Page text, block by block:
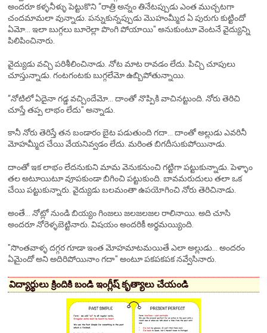
అందరూ కళ్ళనీళ్ళు పెట్టుకొని “రాత్రి అన్నం తినేటప్పుడు ఎంత ముచ్చటగా
చందమామలా వున్నాడు. పన్నుకున్నప్పుడు మొహంమ్మీద ఏ పురుగు కుట్టిందో
ఏమో... ఇలా బుగ్గలు బూరెల్లా పొంగి పోయాయి" అనుకుంటూ వెంటనే వైద్యున్ని
పిలిపించినారు.
వైద్యుడు వచ్చి పరిశీలించినాడు. నోట మాట రావడం లేదు. పిచ్చి చూపులు
చూస్తున్నాడు. గంటగంటకు బుగ్గలేమో ఉబ్బిపోతున్నాయి.
“నోటిలో ఏదైనా గడ్డ వచ్చిందేమో... దాంతో నొప్పికి వాచినట్టుంది. నోరు తెరిచి
చూస్తే తప్ప లాభం లేదు" అన్నాడు.
కానీ నోరు తెరిస్తే తన బండారం బైట పడుతుంది గదా... దాంతో అల్లుడు ఎవరినీ
మోహమ్మీద చేయి వేయనివ్వడం లేదు. మరింత బిగదీసుకుపోయినాడు.
దాంతో ఇక లాభం లేదనుకుని మామ వెనుకనుంచి గట్టిగా పట్టుకున్నాడు. పెళ్ళాం
తల అటూయిటూ వూపకుండా బిగించి పట్టుకుంది. బావమరుదులు తలా ఒక
చేయి పట్టుకున్నారు. వైద్యుడు బలమంతా ఉపయోగించి నోరు తెరిచినాడు.
అంతే... నోట్లో నుండి బియ్యం గింజలు జలజలజల రాలినాయి. అది చూసి
అందరూ నోరెళ్ళబెట్టినారు. విషయం అందరికీ అర్థమయ్యింది.
"సొంతవాళ్ళ దగ్గర గూడా ఇంత మోహమాటమయితే ఎలా అల్లుడు... అందరం
ఏమైందో అని అదిరిపోయినాం గదా" అంటూ పకపకపక నవ్వేసినారు.
విద్యార్థులు క్రిందికి బండి ఇంగ్లీష్ కృత్యాలు చేయండి